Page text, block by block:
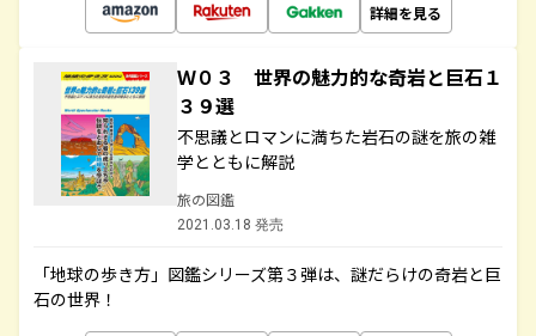
詳細を見る
Ｗ０３ 世界の魅力的な奇岩と巨石１
３９選
不思議とロマンに満ちた岩石の謎を旅の雑
学とともに解説
旅の図鑑
2021.03.18 発売
「地球の歩き方」図鑑シリーズ第３弾は、謎だらけの奇岩と巨
石の世界！